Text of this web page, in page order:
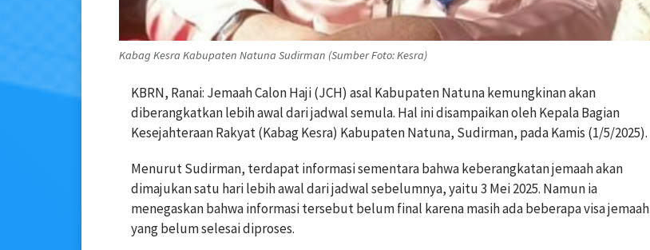
Kabag Kesra Kabupaten Natuna Sudirman (Sumber Foto: Kesra)
KBRN, Ranai: Jemaah Calon Haji (JCH) asal Kabupaten Natuna kemungkinan akan
diberangkatkan lebih awal dari jadwal semula. Hal ini disampaikan oleh Kepala Bagian
Kesejahteraan Rakyat (Kabag Kesra) Kabupaten Natuna, Sudirman, pada Kamis (1/5/2025).
Menurut Sudirman, terdapat informasi sementara bahwa keberangkatan jemaah akan
dimajukan satu hari lebih awal dari jadwal sebelumnya, yaitu 3 Mei 2025. Namun ia
menegaskan bahwa informasi tersebut belum final karena masih ada beberapa visa jemaah
yang belum selesai diproses.